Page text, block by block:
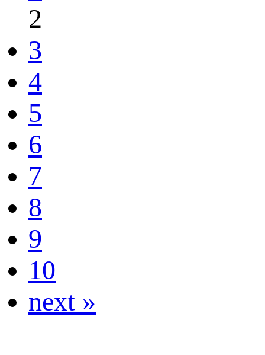
2
3
4
5
6
7
8
9
10
next »